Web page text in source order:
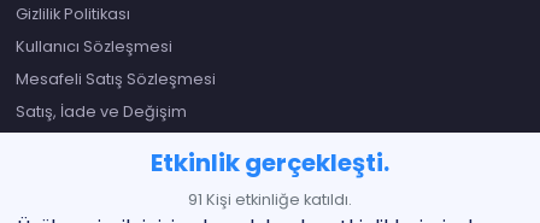
Etkinlik gerçekleşti.
91 Kişi etkinliğe katıldı.
Gizlilik Politikası
Kullanıcı Sözleşmesi
Mesafeli Satış Sözleşmesi
Satış, İade ve Değişim